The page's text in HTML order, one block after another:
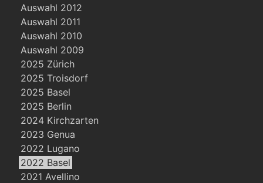
Auswahl 2012
Auswahl 2011
Auswahl 2010
Auswahl 2009
2025 Zürich
2025 Troisdorf
2025 Basel
2025 Berlin
2024 Kirchzarten
2023 Genua
2022 Lugano
2022 Basel
2021 Avellino